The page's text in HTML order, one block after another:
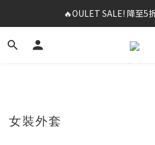
✨春夏新品最低8折起
🔥OULET SALE! 降至5
✨購買指定後背包送好運
✨春夏新品最低8折起
女裝外套